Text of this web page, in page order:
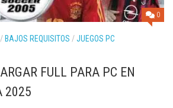
0
/ BAJOS REQUISITOS /JUEGOS PC
FULL PARA PC EN
2025